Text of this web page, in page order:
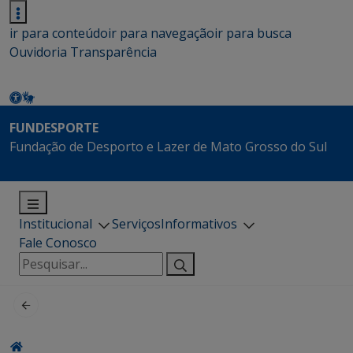
ir para conteúdoir para navegaçãoir para busca
Ouvidoria Transparência
FUNDESPORTE
Fundação de Desporto e Lazer de Mato Grosso do Sul
Institucional ServiçosInformativos
Fale Conosco
Pesquisar
por: